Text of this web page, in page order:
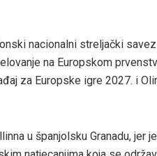
nacionalni streljački
na Europskom
za Europske igre 2027. i
u španjolsku Granadu, jer